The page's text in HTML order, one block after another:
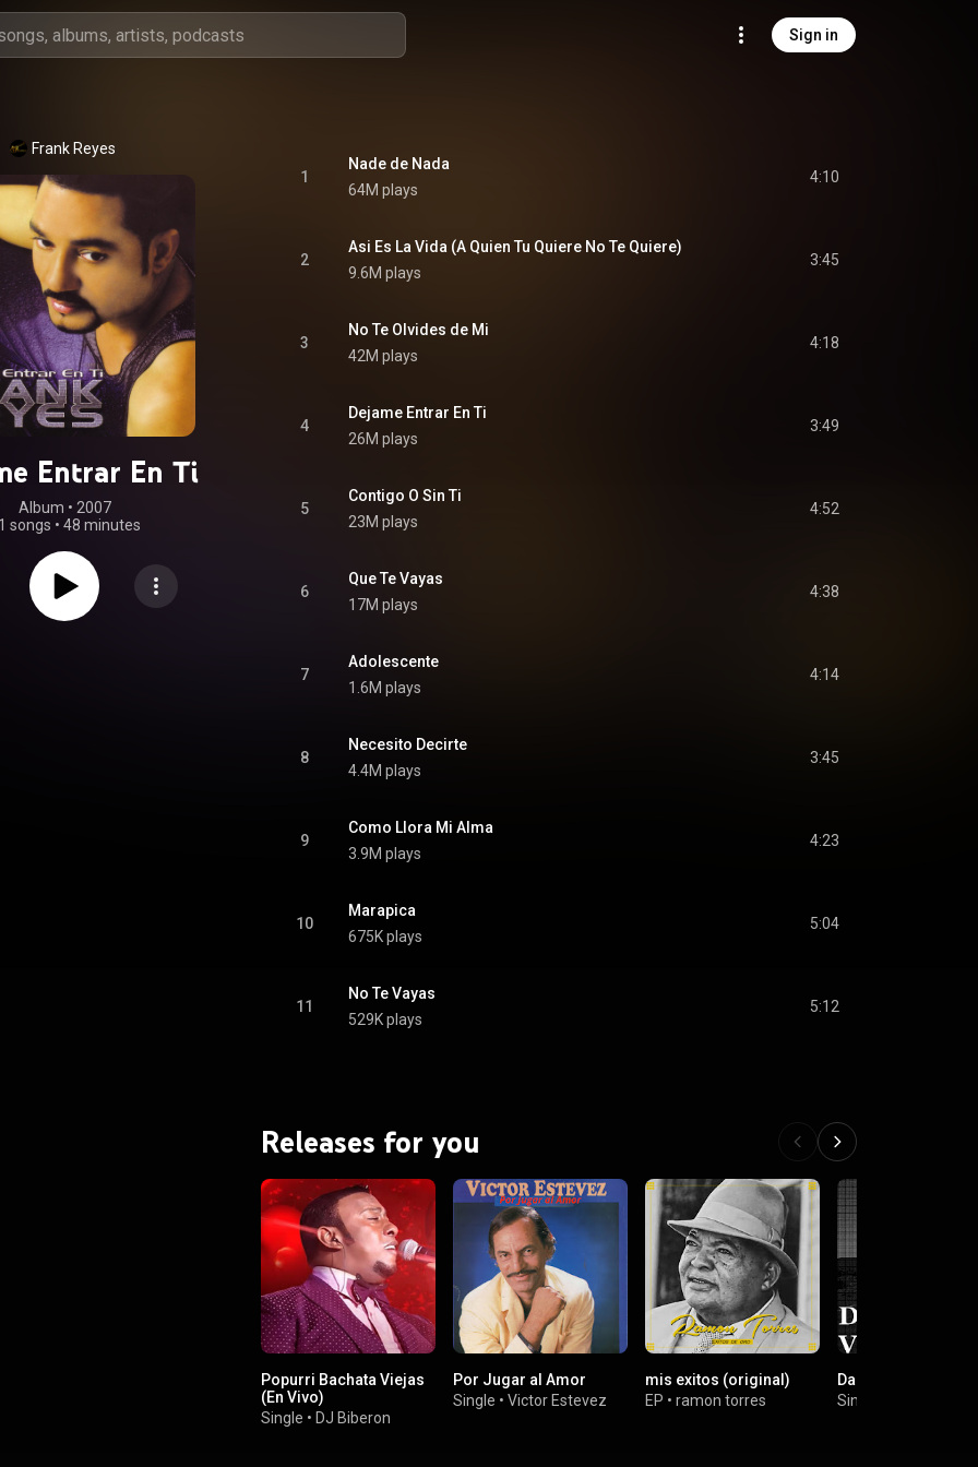
Sign in
Frank Reyes
Entrar En Ti
Album • 2007
songs • 48 minutes
1
Nade de Nada
64M plays
4:10
2
Asi Es La Vida (A Quien Tu Quiere No Te Quiere)
9.6M plays
3:45
3
No Te Olvides de Mi
42M plays
4:18
4
Dejame Entrar En Ti
26M plays
3:49
5
Contigo O Sin Ti
23M plays
4:52
6
Que Te Vayas
17M plays
4:38
7
Adolescente
1.6M plays
4:14
8
Necesito Decirte
4.4M plays
3:45
9
Como Llora Mi Alma
3.9M plays
4:23
10
Marapica
675K plays
5:04
11
No Te Vayas
529K plays
5:12
Releases for you
Popurri Bachata Viejas
(En Vivo)
Single • DJ Biberon
Por Jugar al Amor
Single • Victor Estevez
mis exitos (original)
EP • ramon torres
Dame Veneno
Single